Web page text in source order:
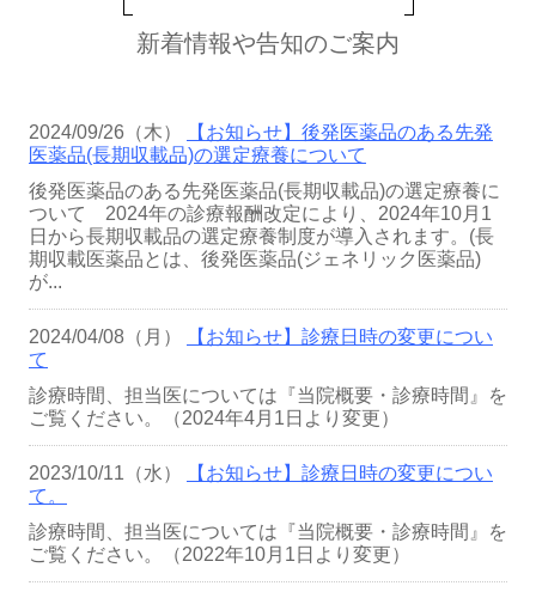
新着情報や告知のご案内
2024/09/26（木）
【お知らせ】後発医薬品のある先発
医薬品(長期収載品)の選定療養について
後発医薬品のある先発医薬品(長期収載品)の選定療養に
ついて 2024年の診療報酬改定により、2024年10月1
日から長期収載品の選定療養制度が導入されます。(長
期収載医薬品とは、後発医薬品(ジェネリック医薬品)
が...
2024/04/08（月）
【お知らせ】診療日時の変更につい
て
診療時間、担当医については『当院概要・診療時間』を
ご覧ください。（2024年4月1日より変更）
2023/10/11（水）
【お知らせ】診療日時の変更につい
て。
診療時間、担当医については『当院概要・診療時間』を
ご覧ください。（2022年10月1日より変更）